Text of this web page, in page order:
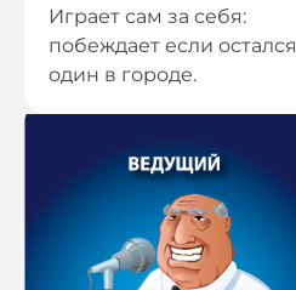
Играет сам за себя:
побеждает если остался
один в городе.